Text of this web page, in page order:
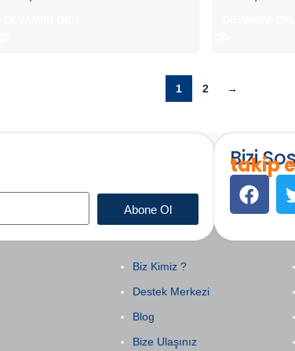
1 2 →
Abone Ol
Bizi
takip
Biz Kimiz ?
Destek Merkezi
Blog
Bize Ulaşınız